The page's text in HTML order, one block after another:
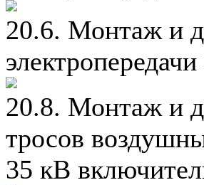
20.6. Монтаж и
20.8. Монтаж и
тросов
35 кВ